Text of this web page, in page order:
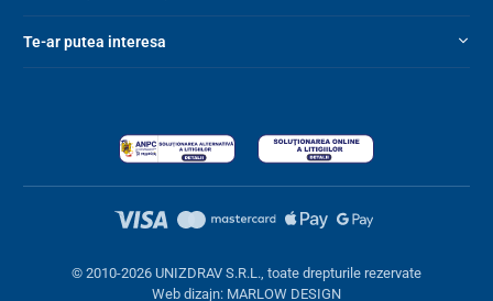
Te-ar putea interesa
© 2010-2026 UNIZDRAV S.R.L., toate drepturile rezervate
Web dizajn: MARLOW DESIGN